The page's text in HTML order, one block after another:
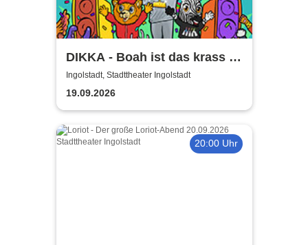
DIKKA - Boah ist das krass -
Tour 2026
Ingolstadt, Stadttheater Ingolstadt
19.09.2026
20:00 Uhr